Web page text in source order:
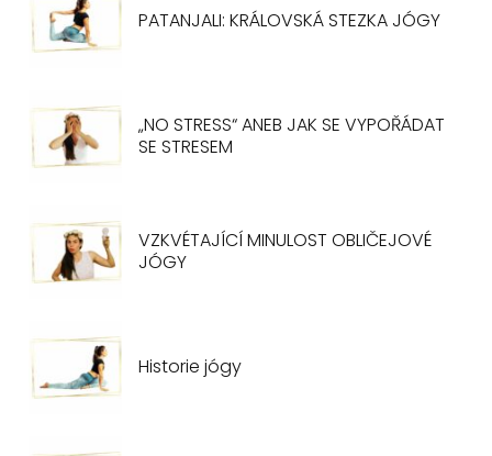
PATANJALI: KRÁLOVSKÁ STEZKA JÓGY
„NO STRESS“ ANEB JAK SE VYPOŘÁDAT
SE STRESEM
VZKVÉTAJÍCÍ MINULOST OBLIČEJOVÉ
JÓGY
Historie jógy